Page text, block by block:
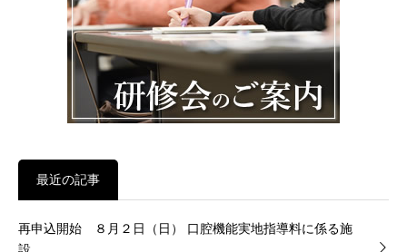
最近の記事
再申込開始 ８月２日（日） 口腔機能実地指導料に係る施